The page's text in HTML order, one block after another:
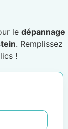
le dépannage
. Remplissez
!